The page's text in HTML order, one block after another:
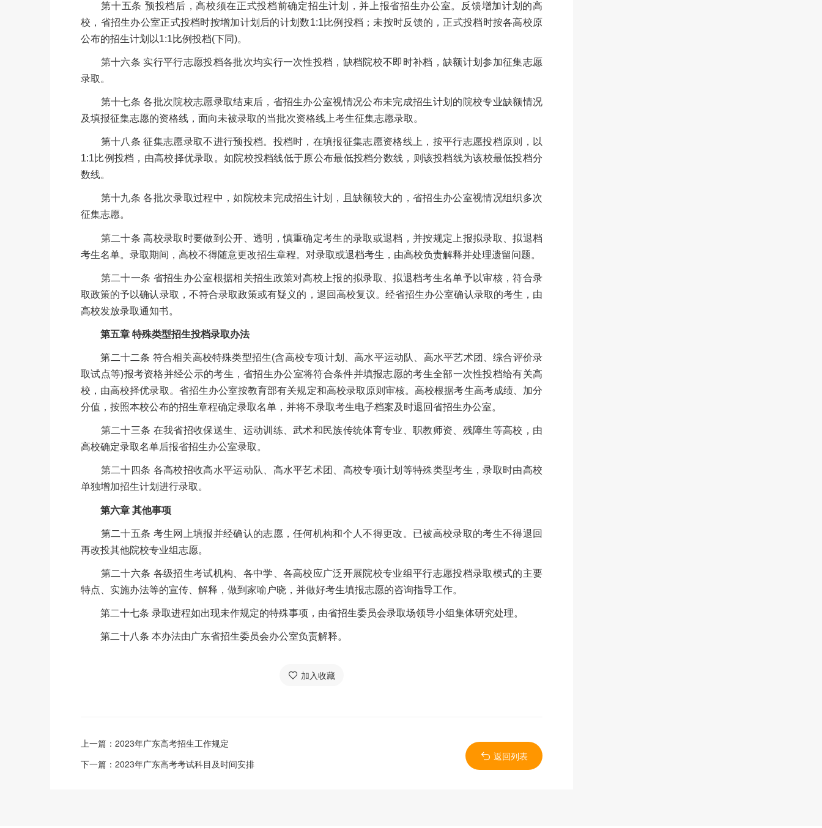
第十五条 预投档后，高校须在正式投档前确定招生计划，并上报省招生办公室。反馈增加计划的高
校，省招生办公室正式投档时按增加计划后的计划数1:1比例投档；未按时反馈的，正式投档时按各高校原
公布的招生计划以1:1比例投档(下同)。
第十六条 实行平行志愿投档各批次均实行一次性投档，缺档院校不即时补档，缺额计划参加征集志愿
录取。
第十七条 各批次院校志愿录取结束后，省招生办公室视情况公布未完成招生计划的院校专业缺额情况
及填报征集志愿的资格线，面向未被录取的当批次资格线上考生征集志愿录取。
第十八条 征集志愿录取不进行预投档。投档时，在填报征集志愿资格线上，按平行志愿投档原则，以
1:1比例投档，由高校择优录取。如院校投档线低于原公布最低投档分数线，则该投档线为该校最低投档分
数线。
第十九条 各批次录取过程中，如院校未完成招生计划，且缺额较大的，省招生办公室视情况组织多次
征集志愿。
第二十条 高校录取时要做到公开、透明，慎重确定考生的录取或退档，并按规定上报拟录取、拟退档
考生名单。录取期间， 高校不得随意更改招生章程。对录取或退档考生，由高校负责解释并处理遗留问题。
第二十一条 省招生办公室根据相关招生政策对高校上报的拟录取、拟退档考生名单予以审核，符合录
取政策的予以确认录取，不符合录取政策或有疑义的，退回高校复议。经省招生办公室确认录取的考生，由
高校发放录取通知书。
第五章 特殊类型招生投档录取办法
第二十二条 符合相关高校特殊类型招生(含高校专项计划、高水平运动队、高水平艺术团、综合评价录
取试点等)报考资格并经公示的考生，省招生办公室将符合条件并填报志愿的考生全部一次性投档给有关高
校，由高校择优录取。省招生办公室按教育部有关规定和高校录取原则审核。高校根据考生高考成绩、加分
分值，按照本校公布的招生章程确定录取名单，并将不录取考生电子档案及时退回省招生办公室。
第二十三条 在我省招收保送生、运动训练、武术和民族传统体育专业、职教师资、残障生等高校，由
高校确定录取名单后报省招生办公室录取。
第二十四条 各高校招收高水平运动队、高水平艺术团、高校专项计划等特殊类型考生，录取时由高校
单独增加招生计划进行录取。
第六章 其他事项
第二十五条 考生网上填报并经确认的志愿，任何机构和个 人不得更改。已被高校录取的考生不得退回
再改投其他院校专业组志愿。
第二十六条 各级招生考试机构、各中学、各高校应广泛开展院校专业组平行志愿投档录取模式的主要
特点、实施办法等的宣传、解释，做到家喻户晓，并做好考生填报志愿的咨询指导工作。
第二十七条 录取进程如出现未作规定的特殊事项，由省招生委员会录取场领导小组集体研究处理。
第二十八条 本办法由广东省招生委员会办公室负责解释。
加入收藏
上一篇： 2023年广东高考招生工作规定
下一篇： 2023年广东高考考试科目及时间安排
返回列表